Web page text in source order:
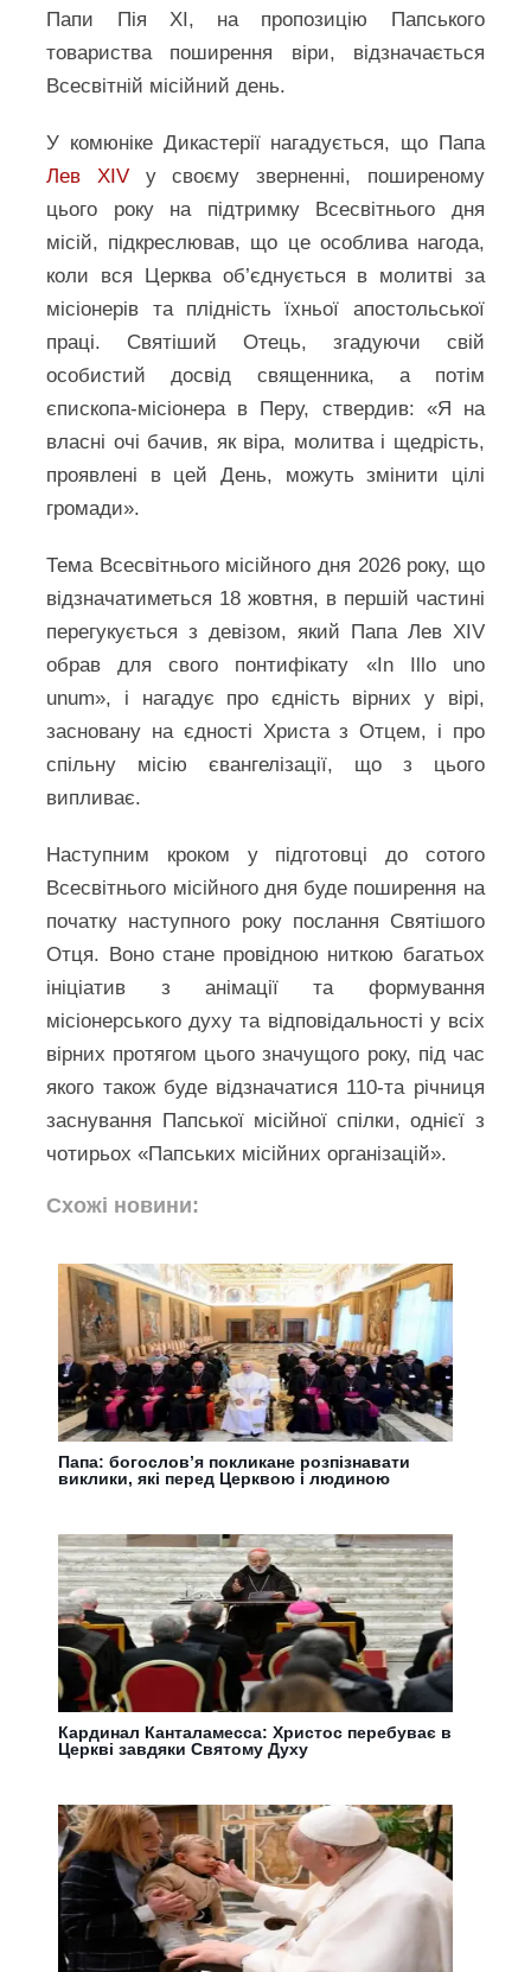
Папи Пія XI, на пропозицію Папського
товариства поширення віри, відзначається
Всесвітній місійний день.
У комюніке Дикастерії нагадується, що Папа
Лев XIV у своєму зверненні, поширеному
цього року на підтримку Всесвітнього дня
місій, підкреслював, що це особлива нагода,
коли вся Церква об’єднується в молитві за
місіонерів та плідність їхньої апостольської
праці. Святіший Отець, згадуючи свій
особистий досвід священника, а потім
єпископа-місіонера в Перу, ствердив: «Я на
власні очі бачив, як віра, молитва і щедрість,
проявлені в цей День, можуть змінити цілі
громади».
Тема Всесвітнього місійного дня 2026 року, що
відзначатиметься 18 жовтня, в першій частині
перегукується з девізом, який Папа Лев XIV
обрав для свого понтифікату «In Illo uno
unum», і нагадує про єдність вірних у вірі,
засновану на єдності Христа з Отцем, і про
спільну місію євангелізації, що з цього
випливає.
Наступним кроком у підготовці до сотого
Всесвітнього місійного дня буде поширення на
початку наступного року послання Святішого
Отця. Воно стане провідною ниткою багатьох
ініціатив з анімації та формування
місіонерського духу та відповідальності у всіх
вірних протягом цього значущого року, під час
якого також буде відзначатися 110-та річниця
заснування Папської місійної спілки, однієї з
чотирьох «Папських місійних організацій».
Схожі новини:
Папа: богослов’я покликане розпізнавати
виклики, які перед Церквою і людиною
Кардинал Канталамесса: Христос перебуває в
Церкві завдяки Святому Духу